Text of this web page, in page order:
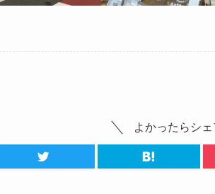
よかったらシェ